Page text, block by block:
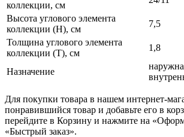
коллекции, см
Высота углового элемента
коллекции (H), см
7,5
Толщина углового элемента
коллекции (T), см
1,8
Назначение
Для покупки товара в нашем интернет-
понравившийся товар и добавьте его в
перейдите в Корзину и нажмите на
«Быстрый заказ».